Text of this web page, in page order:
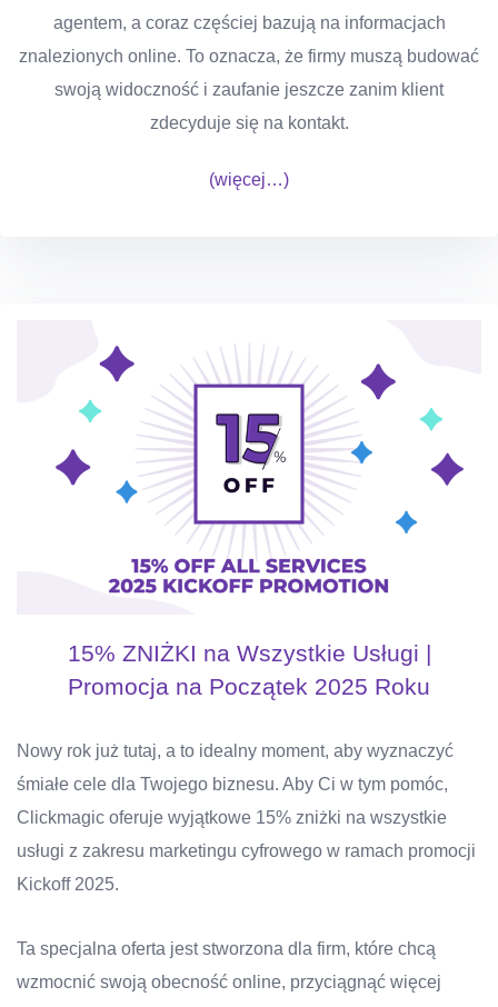
agentem, a coraz częściej bazują na informacjach
znalezionych online. To oznacza, że firmy muszą budować
swoją widoczność i zaufanie jeszcze zanim klient
zdecyduje się na kontakt.
(więcej…)
15% ZNIŻKI na Wszystkie Usługi |
Promocja na Początek 2025 Roku
Nowy rok już tutaj, a to idealny moment, aby wyznaczyć
śmiałe cele dla Twojego biznesu. Aby Ci w tym pomóc,
Clickmagic oferuje wyjątkowe 15% zniżki na wszystkie
usługi z zakresu marketingu cyfrowego w ramach promocji
Kickoff 2025.
Ta specjalna oferta jest stworzona dla firm, które chcą
wzmocnić swoją obecność online, przyciągnąć więcej